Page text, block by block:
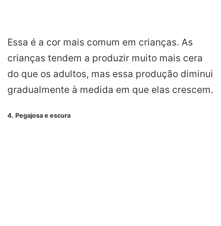
Essa é a cor mais comum em crianças. As
crianças tendem a produzir muito mais cera
do que os adultos, mas essa produção diminui
gradualmente à medida em que elas crescem.
4. Pegajosa e escura